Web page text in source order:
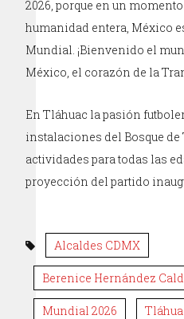
2026, porque en un
humanidad entera, México
Mundial. ¡Bienvenido el
México, el corazón de la
En Tláhuac la pasión
instalaciones del Bosque
actividades para todas las
proyección del partido
Alcaldes CDMX
Berenice Hernández
Mundial 2026